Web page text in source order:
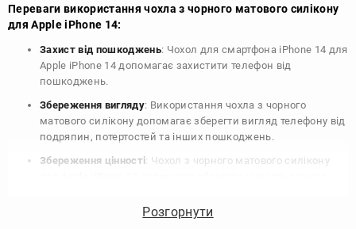
Переваги використання чохла з чорного матового силікону
для Apple iPhone 14:
Захист від пошкоджень: Чохол для смартфона iPhone 14 для
Apple iPhone 14 допомагає захистити телефон від
пошкоджень.
Збереження вигляду: Використання чохла з чорного
матового силікону допомагає зберегти вигляд телефону від
подряпин, потертостей та інших пошкоджень.
Збереження цінності: Чохол з чорного матового силікону
продати свій пристрій в майбутньому.
Розгорнути